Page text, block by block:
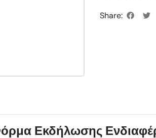
Share:
Εκδήλωσης